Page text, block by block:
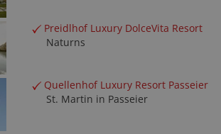
Preidlhof Luxury DolceVita Resort
Naturns
Quellenhof Luxury Resort Passeier
St. Martin in Passeier